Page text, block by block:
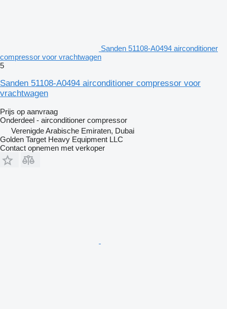
Sanden 51108-A0494 airconditioner
compressor voor vrachtwagen
5
Sanden 51108-A0494 airconditioner compressor voor
vrachtwagen
Prijs op aanvraag
Onderdeel - airconditioner compressor
Verenigde Arabische Emiraten, Dubai
Golden Target Heavy Equipment LLC
Contact opnemen met verkoper